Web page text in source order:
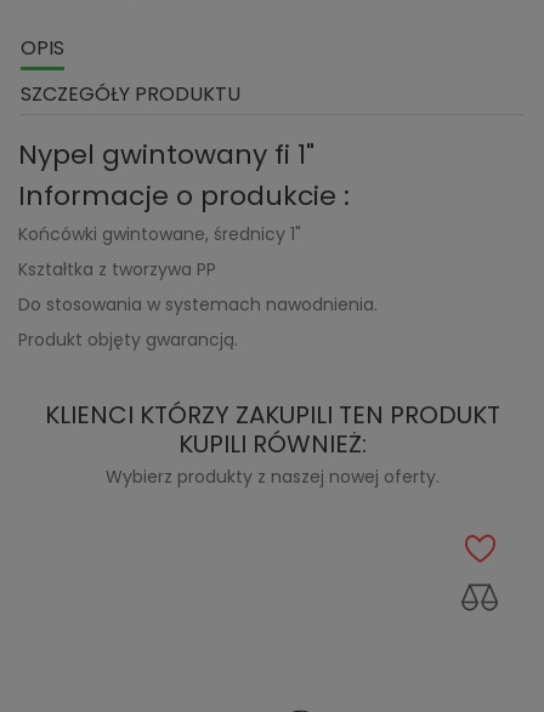
OPIS
SZCZEGÓŁY PRODUKTU
Nypel gwintowany fi 1"
Informacje o produkcie :
Końcówki gwintowane, średnicy 1"
Kształtka z tworzywa PP
Do stosowania w systemach nawodnienia.
Produkt objęty gwarancją.
KLIENCI KTÓRZY ZAKUPILI TEN PRODUKT
KUPILI RÓWNIEŻ:
Wybierz produkty z naszej nowej oferty.